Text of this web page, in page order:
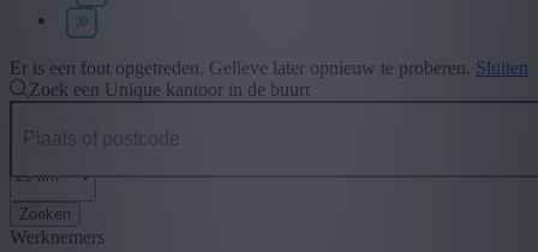
Type contract
+ Toon meer - Toon minder
Er is een fout opgetreden. Gelieve later opnieuw te proberen. Sluiten
Zoek een Unique kantoor in de buurt
Zoeken
Werknemers